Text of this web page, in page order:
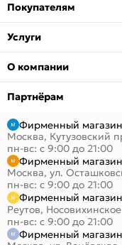
Покупателям
Услуги
О компании
Партнёрам
Фирменный
Москва, Кутузовский
пн-вс: с 9:00 до 21:00
Фирменный
Москва, ул.
пн-вс: с 9:00 до 21:00
Фирменный
Реутов,
пн-вс: с 9:00 до 21:00
Фирменный